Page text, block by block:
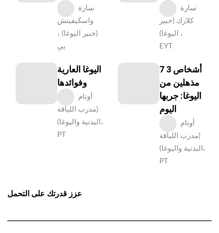
سارة
واسكيفيتش
(خبير اليوغا) ،
يي
سارة
كلارك (خبير
اليوغا) ،
EYT
اليوغا العارية
وفوائدها
أوتام
(مدرب اللياقة
البدنية واليوغا)،
PT
7 3 أشخاص
مذهلين من
اليوغا: جربها
اليوم
أوتام
(مدرب اللياقة
البدنية واليوغا)،
PT
عزز قدرتك على التحمل